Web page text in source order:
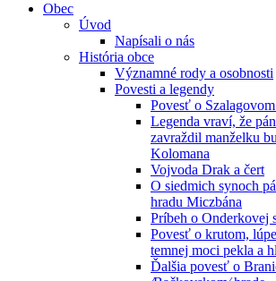
Obec
Úvod
Napísali o nás
História obce
Významné rody a osobnosti
Povesti a legendy
Povesť o
Legenda vraví, že
zavraždil manželku
Kolomana
Vojvoda Drak a čert
O siedmich synoch
hradu Miczbána
Príbeh o Onderkovej
Povesť o krutom,
temnej moci pekla a
Ďalšia povesť o